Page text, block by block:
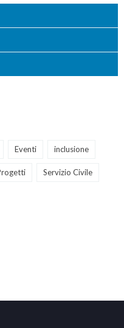
Eventi inclusione
Servizio Civile